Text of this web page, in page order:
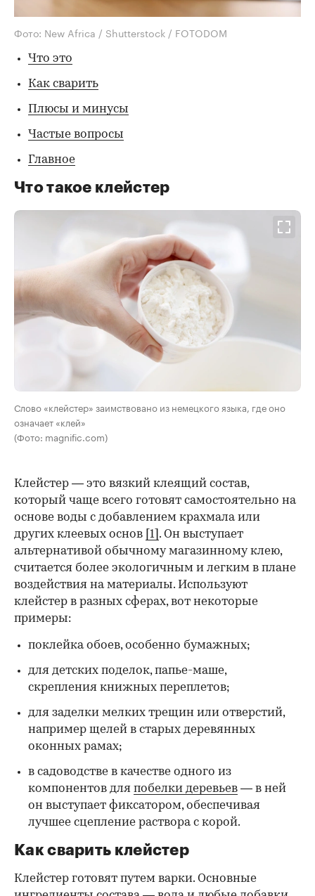
Фото: New Africa / Shutterstock / FOTODOM
Что это
Как сварить
Плюсы и минусы
Частые вопросы
Главное
Что такое клейстер
Слово «клейстер» заимствовано из немецкого языка, где оно
означает «клей»
(Фото: magnific.com)
00:00 / 00:00
Клейстер — это вязкий клеящий состав,
который чаще всего готовят самостоятельно на
основе воды с добавлением крахмала или
других клеевых основ [1] . Он выступает
альтернативой обычному магазинному клею,
считается более экологичным и легким в плане
воздействия на материалы. Используют
клейстер в разных сферах, вот некоторые
примеры:
поклейка обоев, особенно бумажных;
для детских поделок, папье-маше,
скрепления книжных переплетов;
для заделки мелких трещин или отверстий,
например щелей в старых деревянных
оконных рамах;
в садоводстве в качестве одного из
компонентов для побелки деревьев — в ней
он выступает фиксатором, обеспечивая
лучшее сцепление раствора с корой.
Как сварить клейстер
Клейстер готовят путем варки. Основные